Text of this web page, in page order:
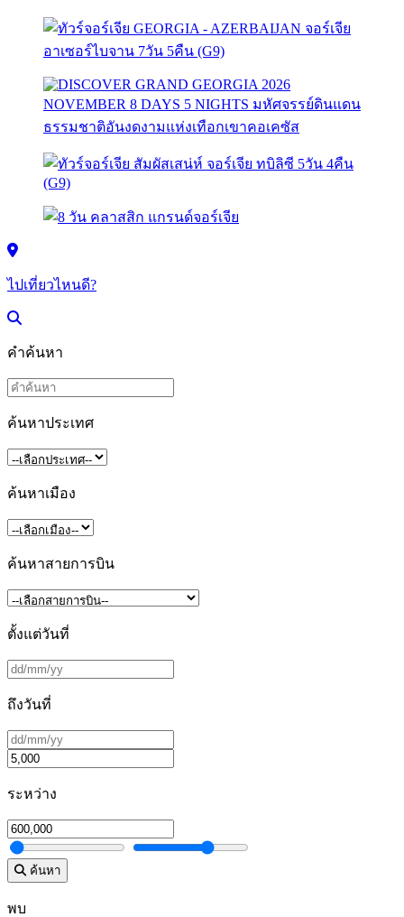
ไปเที่ยวไหนดี?
คำค้นหา
ค้นหาประเทศ
ค้นหาเมือง
ค้นหาสายการบิน
ตั้งแต่วันที่
ถึงวันที่
ระหว่าง
ค้นหา
พบ